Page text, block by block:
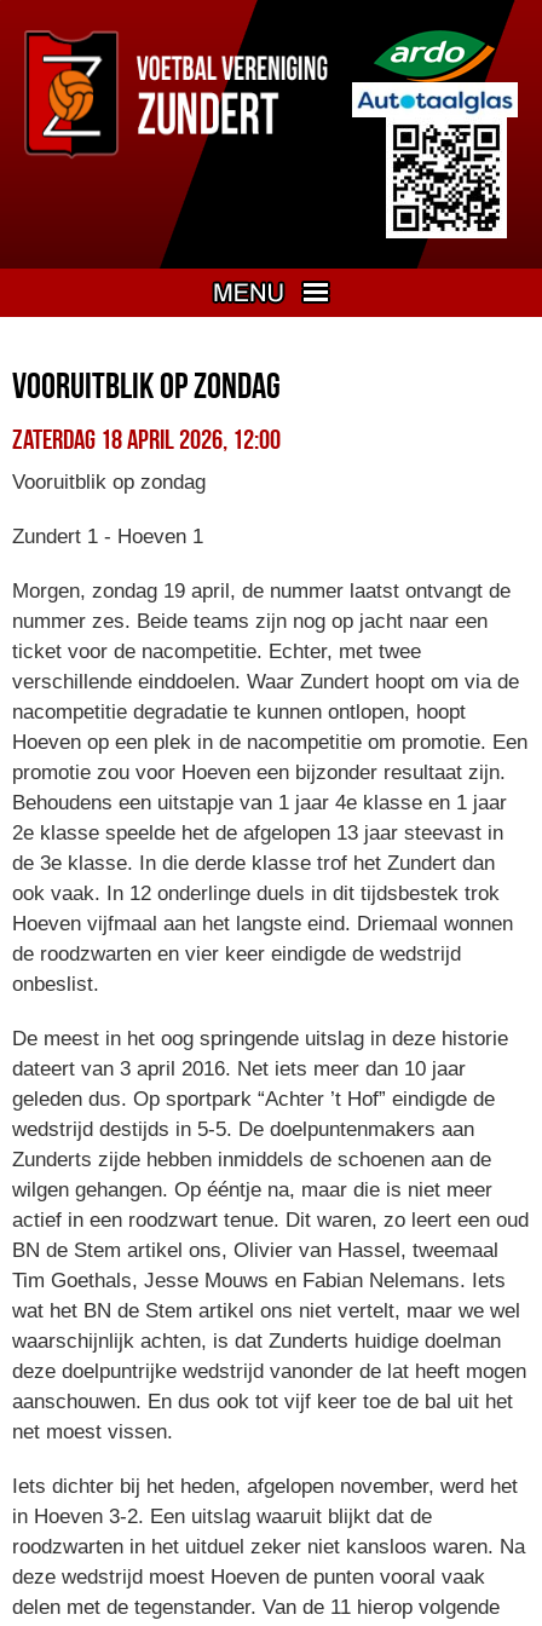
Vooruitblik op zondag
zaterdag 18 april 2026, 12:00
Vooruitblik op zondag
Zundert 1 - Hoeven 1
Morgen, zondag 19 april, de nummer laatst ontvangt de
nummer zes. Beide teams zijn nog op jacht naar een
ticket voor de nacompetitie. Echter, met twee
verschillende einddoelen. Waar Zundert hoopt om via de
nacompetitie degradatie te kunnen ontlopen, hoopt
Hoeven op een plek in de nacompetitie om promotie. Een
promotie zou voor Hoeven een bijzonder resultaat zijn.
Behoudens een uitstapje van 1 jaar 4e klasse en 1 jaar
2e klasse speelde het de afgelopen 13 jaar steevast in
de 3e klasse. In die derde klasse trof het Zundert dan
ook vaak. In 12 onderlinge duels in dit tijdsbestek trok
Hoeven vijfmaal aan het langste eind. Driemaal wonnen
de roodzwarten en vier keer eindigde de wedstrijd
onbeslist.
De meest in het oog springende uitslag in deze historie
dateert van 3 april 2016. Net iets meer dan 10 jaar
geleden dus. Op sportpark “Achter ’t Hof” eindigde de
wedstrijd destijds in 5-5. De doelpuntenmakers aan
Zunderts zijde hebben inmiddels de schoenen aan de
wilgen gehangen. Op ééntje na, maar die is niet meer
actief in een roodzwart tenue. Dit waren, zo leert een oud
BN de Stem artikel ons, Olivier van Hassel, tweemaal
Tim Goethals, Jesse Mouws en Fabian Nelemans. Iets
wat het BN de Stem artikel ons niet vertelt, maar we wel
waarschijnlijk achten, is dat Zunderts huidige doelman
deze doelpuntrijke wedstrijd vanonder de lat heeft mogen
aanschouwen. En dus ook tot vijf keer toe de bal uit het
net moest vissen.
Iets dichter bij het heden, afgelopen november, werd het
in Hoeven 3-2. Een uitslag waaruit blijkt dat de
roodzwarten in het uitduel zeker niet kansloos waren. Na
deze wedstrijd moest Hoeven de punten vooral vaak
delen met de tegenstander. Van de 11 hierop volgende